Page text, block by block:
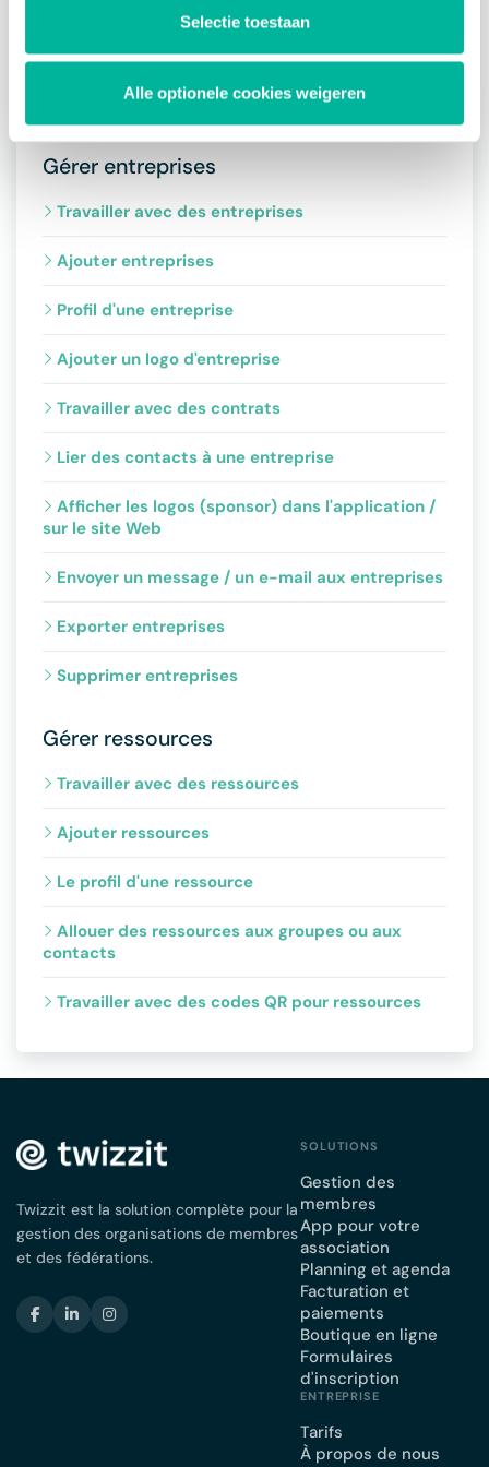
Selectie toestaan
Alle optionele cookies weigeren
Exporter familles
Supprimer familles
Gérer entreprises
Travailler avec des entreprises
Ajouter entreprises
Profil d'une entreprise
Ajouter un logo d'entreprise
Travailler avec des contrats
Lier des contacts à une entreprise
Afficher les logos (sponsor) dans l'application /
sur le site Web
Envoyer un message / un e-mail aux entreprises
Exporter entreprises
Supprimer entreprises
Gérer ressources
Travailler avec des ressources
Ajouter ressources
Le profil d'une ressource
Allouer des ressources aux groupes ou aux
contacts
Travailler avec des codes QR pour ressources
Twizzit est la solution complète pour la
gestion des organisations de membres
et des fédérations.
SOLUTIONS
Gestion des
membres
App pour votre
association
Planning et agenda
Facturation et
paiements
Boutique en ligne
Formulaires
d'inscription
ENTREPRISE
Tarifs
À propos de nous